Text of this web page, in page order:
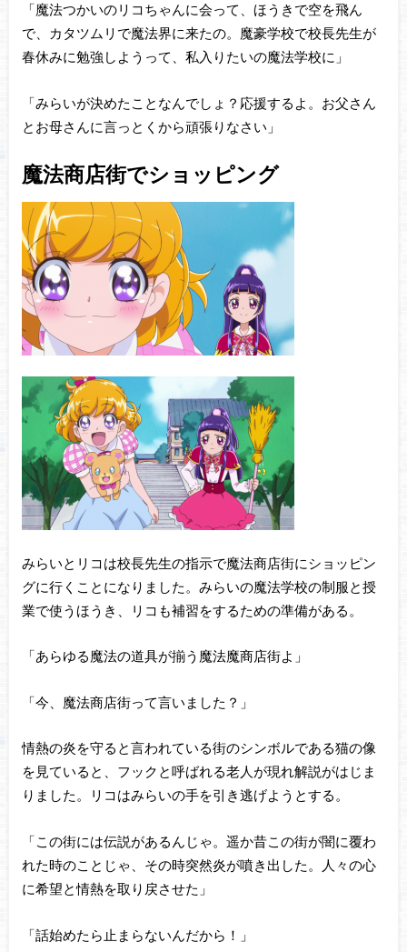
「魔法つかいのリコちゃんに会って、ほうきで空を飛ん
で、カタツムリで魔法界に来たの。魔豪学校で校長先生が
春休みに勉強しようって、私入りたいの魔法学校に」
「みらいが決めたことなんでしょ？応援するよ。お父さん
とお母さんに言っとくから頑張りなさい」
魔法商店街でショッピング
みらいとリコは校長先生の指示で魔法商店街にショッピン
グに行くことになりました。みらいの魔法学校の制服と授
業で使うほうき、リコも補習をするための準備がある。
「あらゆる魔法の道具が揃う魔法魔商店街よ」
「今、魔法商店街って言いました？」
情熱の炎を守ると言われている街のシンボルである猫の像
を見ていると、フックと呼ばれる老人が現れ解説がはじま
りました。リコはみらいの手を引き逃げようとする。
「この街には伝説があるんじゃ。遥か昔この街が闇に覆わ
れた時のことじゃ、その時突然炎が噴き出した。人々の心
に希望と情熱を取り戻させた」
「話始めたら止まらないんだから！」